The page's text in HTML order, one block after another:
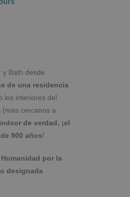
y Bath desde
de una residencia
los interiores del
(más cercanos a
de verdad, ¡el
900 años!
por la
designada